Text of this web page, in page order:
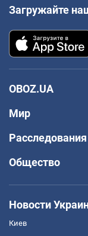
Загружайте
OBOZ.UA
Мир
Расследования
Общество
Новости
Киев